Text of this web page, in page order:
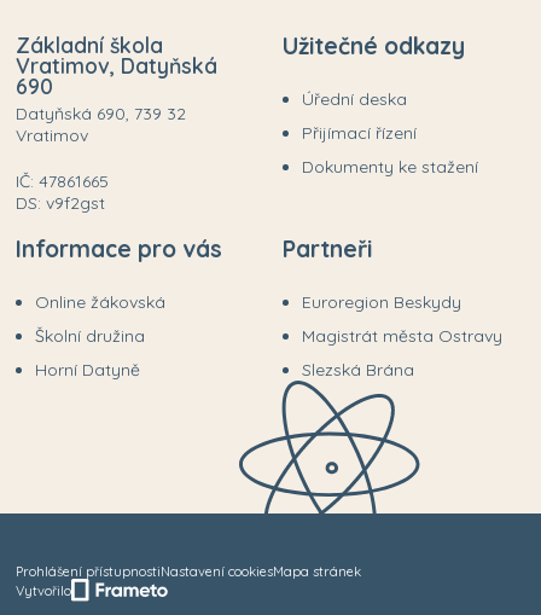
Základní škola
Vratimov, Datyňská
690
Datyňská 690, 739 32
Vratimov
IČ: 47861665
DS: v9f2gst
Užitečné odkazy
Úřední deska
Přijímací řízení
Dokumenty ke stažení
Informace pro vás
Online žákovská
Školní družina
Horní Datyně
Partneři
Euroregion Beskydy
Magistrát města Ostravy
Slezská Brána
Prohlášení přístupnostiNastavení cookiesMapa stránek
Vytvořilo